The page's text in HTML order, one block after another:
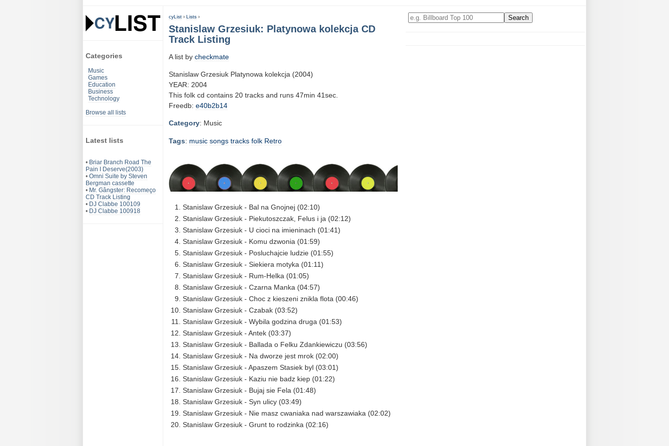
Categories
Music
Games
Education
Business
Technology
Browse all lists
Latest lists
• Briar Branch Road The
Pain I Deserve(2003)
• Omni Suite by Steven
Bergman cassette
• Mr. Gângster: Recomeço
CD Track Listing
• DJ Clabbe 100109
• DJ Clabbe 100918
cyList › Lists ›
Stanislaw Grzesiuk: Platynowa kolekcja CD
Track Listing
A list by checkmate
Stanislaw Grzesiuk Platynowa kolekcja (2004)
YEAR: 2004
This folk cd contains 20 tracks and runs 47min 41sec.
Freedb: e40b2b14
Category: Music
Tags: music songs tracks folk Retro
Stanislaw Grzesiuk - Bal na Gnojnej (02:10)
Stanislaw Grzesiuk - Piekutoszczak, Felus i ja (02:12)
Stanislaw Grzesiuk - U cioci na imieninach (01:41)
Stanislaw Grzesiuk - Komu dzwonia (01:59)
Stanislaw Grzesiuk - Posluchajcie ludzie (01:55)
Stanislaw Grzesiuk - Siekiera motyka (01:11)
Stanislaw Grzesiuk - Rum-Helka (01:05)
Stanislaw Grzesiuk - Czarna Manka (04:57)
Stanislaw Grzesiuk - Choc z kieszeni znikla flota (00:46)
Stanislaw Grzesiuk - Czabak (03:52)
Stanislaw Grzesiuk - Wybila godzina druga (01:53)
Stanislaw Grzesiuk - Antek (03:37)
Stanislaw Grzesiuk - Ballada o Felku Zdankiewiczu (03:56)
Stanislaw Grzesiuk - Na dworze jest mrok (02:00)
Stanislaw Grzesiuk - Apaszem Stasiek byl (03:01)
Stanislaw Grzesiuk - Kaziu nie badz kiep (01:22)
Stanislaw Grzesiuk - Bujaj sie Fela (01:48)
Stanislaw Grzesiuk - Syn ulicy (03:49)
Stanislaw Grzesiuk - Nie masz cwaniaka nad warszawiaka (02:02)
Stanislaw Grzesiuk - Grunt to rodzinka (02:16)